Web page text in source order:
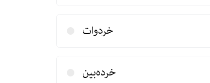
خردوات
خرده‌بین